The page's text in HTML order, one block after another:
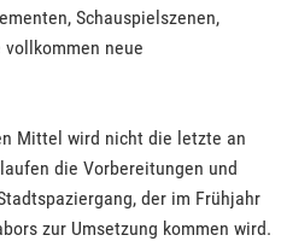
Schauspielszenen,
neue
Mittel wird nicht die letzte an
die Vorbereitungen und
der im Frühjahr
zur Umsetzung kommen wird.